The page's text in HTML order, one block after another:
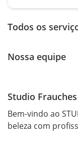
Todos os
Nossa equipe
Studio Frauches
Bem-vindo ao